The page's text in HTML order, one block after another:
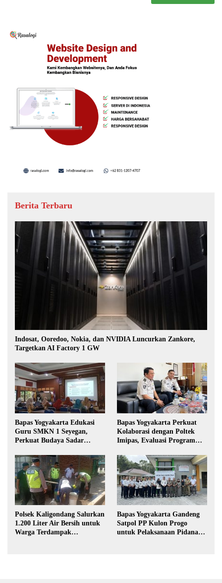
Berita Terbaru
Indosat, Ooredoo, Nokia, dan NVIDIA Luncurkan Zankore,
Targetkan AI Factory 1 GW
Bapas Yogyakarta Edukasi
Guru SMKN 1 Seyegan,
Perkuat Budaya Sadar
Bapas Yogyakarta Perkuat
Kolaborasi dengan Poltek
Imipas, Evaluasi Program
Polsek Kaligondang Salurkan
1.200 Liter Air Bersih untuk
Warga Terdampak
Bapas Yogyakarta Gandeng
Satpol PP Kulon Progo
untuk Pelaksanaan Pidana